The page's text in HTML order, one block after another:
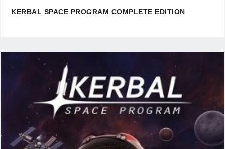
KERBAL SPACE PROGRAM COMPLETE EDITION